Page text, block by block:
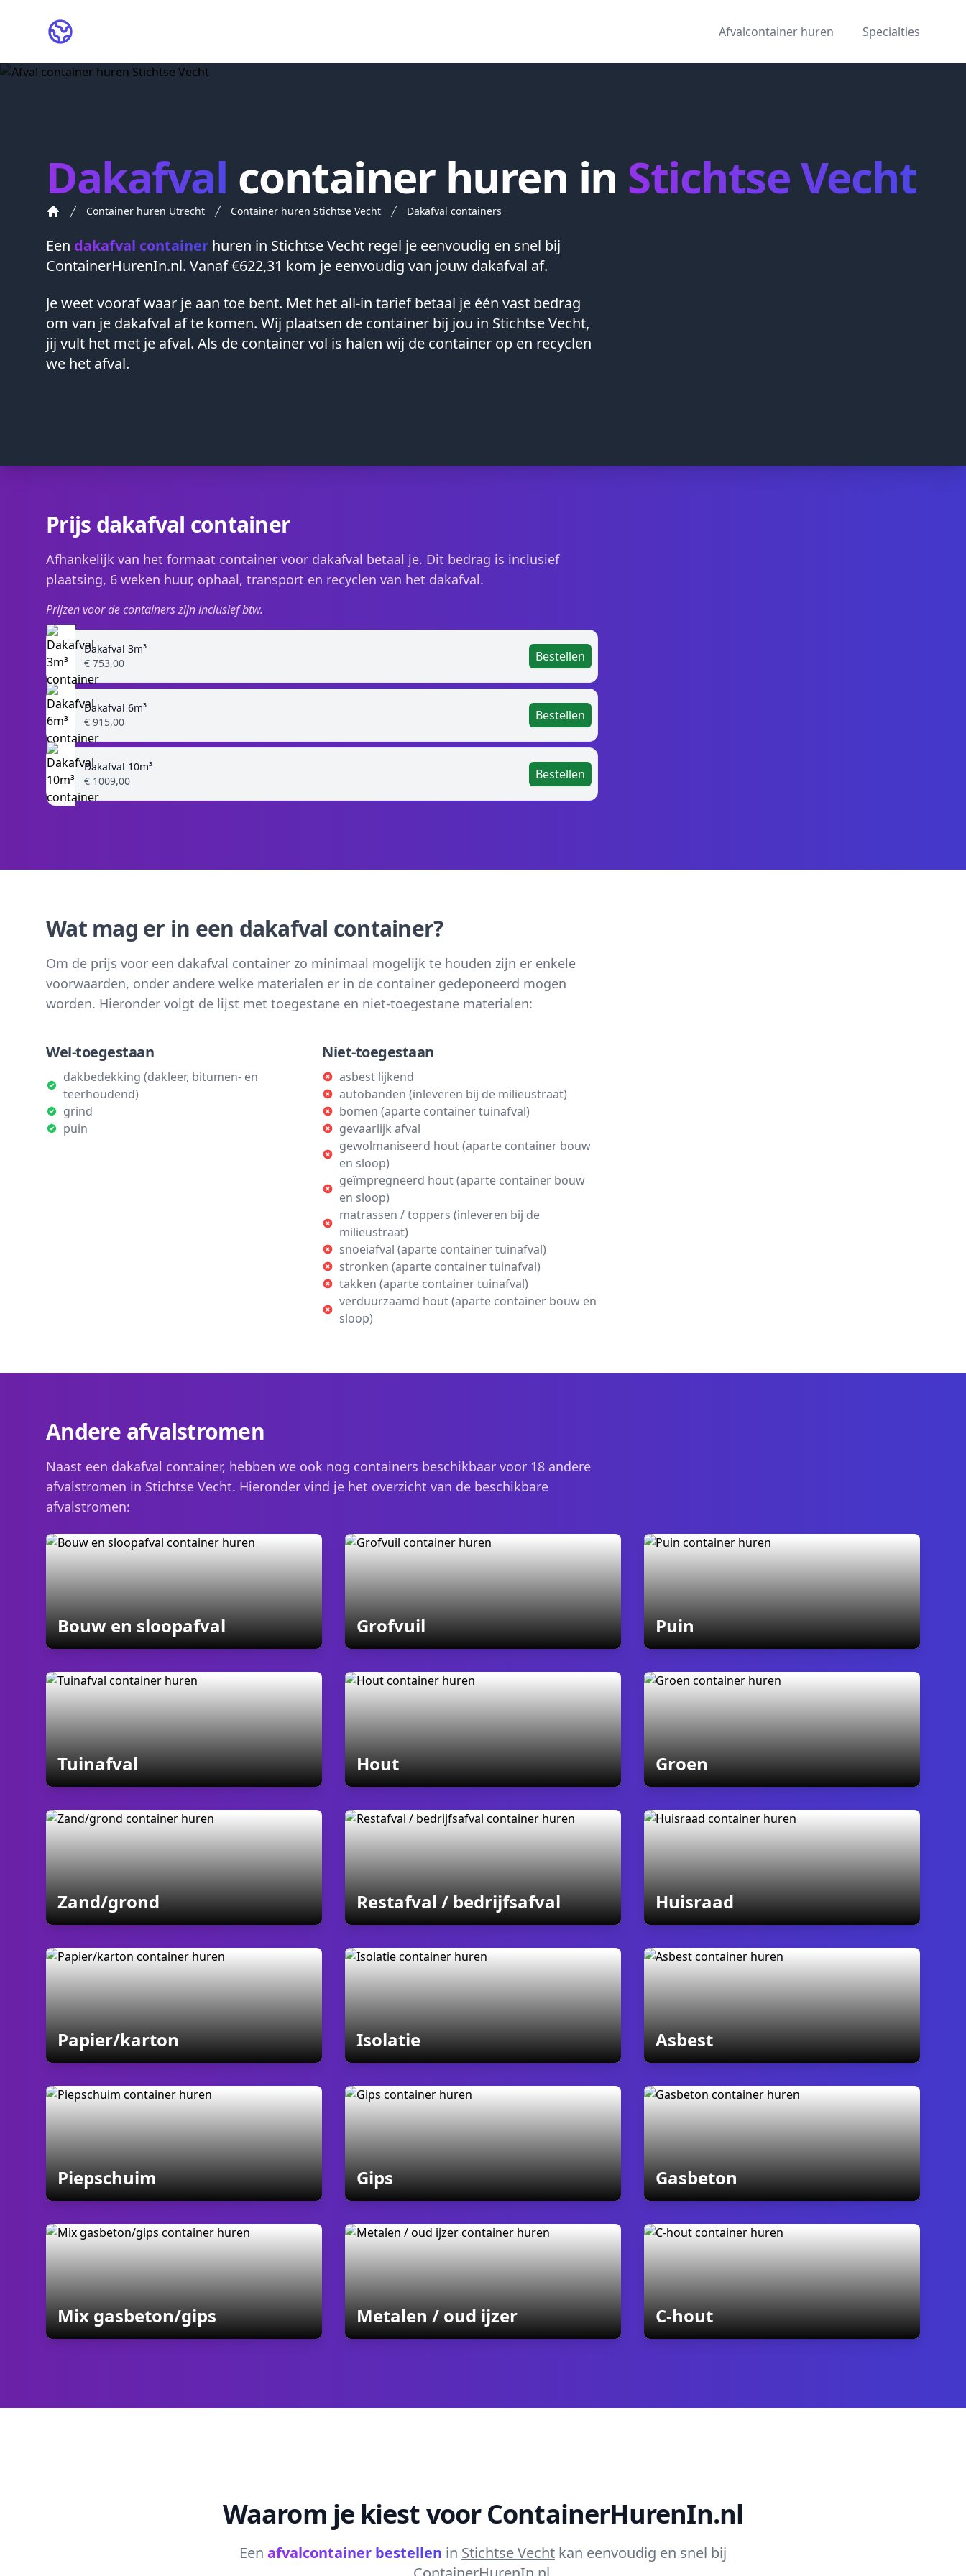
ContainerHurenIn.nl Afvalcontainer huren Specialties
Dakafval container huren in Stichtse Vecht
Container huren Utrecht Container huren Stichtse Vecht Dakafval containers
Een dakafval container huren in Stichtse Vecht regel je eenvoudig en snel bij
ContainerHurenIn.nl. Vanaf €622,31 kom je eenvoudig van jouw dakafval af.
Je weet vooraf waar je aan toe bent. Met het all-in tarief betaal je één vast bedrag
om van je dakafval af te komen. Wij plaatsen de container bij jou in Stichtse Vecht,
jij vult het met je afval. Als de container vol is halen wij de container op en recyclen
we het afval.
Prijs dakafval container
Afhankelijk van het formaat container voor dakafval betaal je. Dit bedrag is inclusief
plaatsing, 6 weken huur, ophaal, transport en recyclen van het dakafval.
Prijzen voor de containers zijn inclusief btw.
Dakafval 3m³
€ 753,00
Bestellen
Dakafval 6m³
€ 915,00
Bestellen
Dakafval 10m³
€ 1009,00
Bestellen
Wat mag er in een dakafval container?
Om de prijs voor een dakafval container zo minimaal mogelijk te houden zijn er enkele
voorwaarden, onder andere welke materialen er in de container gedeponeerd mogen
worden. Hieronder volgt de lijst met toegestane en niet-toegestane materialen:
Wel-toegestaan
dakbedekking (dakleer, bitumen- en
teerhoudend)
grind
puin
Niet-toegestaan
asbest lijkend
autobanden (inleveren bij de milieustraat)
bomen (aparte container tuinafval)
gevaarlijk afval
gewolmaniseerd hout (aparte container bouw
en sloop)
geïmpregneerd hout (aparte container bouw
en sloop)
matrassen / toppers (inleveren bij de
milieustraat)
snoeiafval (aparte container tuinafval)
stronken (aparte container tuinafval)
takken (aparte container tuinafval)
verduurzaamd hout (aparte container bouw en
sloop)
Andere afvalstromen
Naast een dakafval container, hebben we ook nog containers beschikbaar voor 18 andere
afvalstromen in Stichtse Vecht. Hieronder vind je het overzicht van de beschikbare
afvalstromen:
Bouw en sloopafvalcontainers Grofvuilcontainers Puincontainers
Tuinafvalcontainers Houtcontainers Groencontainers
Zand/grondcontainers Restafval / bedrijfsafvalcontainersHuisraadcontainers
Papier/kartoncontainers Isolatiecontainers Asbestcontainers
Piepschuimcontainers Gipscontainers Gasbetoncontainers
Mix gasbeton/gipscontainers Metalen / oud ijzercontainers C-houtcontainers
Waarom je kiest voor ContainerHurenIn.nl
Een afvalcontainer bestellen in Stichtse Vecht kan eenvoudig en snel bij